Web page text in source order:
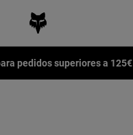
pedidos superiores a 125€